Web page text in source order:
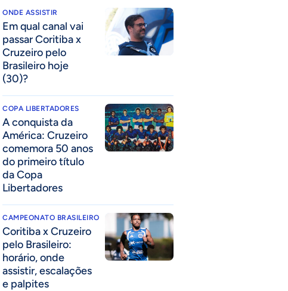
ONDE ASSISTIR
Em qual canal vai
passar Coritiba x
Cruzeiro pelo
Brasileiro hoje
(30)?
COPA LIBERTADORES
A conquista da
América: Cruzeiro
comemora 50 anos
do primeiro título
da Copa
Libertadores
CAMPEONATO BRASILEIRO
Coritiba x Cruzeiro
pelo Brasileiro:
horário, onde
assistir, escalações
e palpites